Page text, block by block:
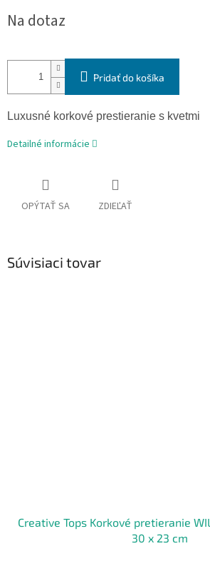
cena:
Na dotaz
Pridať do košíka
Luxusné korkové prestieranie s kvetmi
Detailné informácie
OPÝTAŤ SA ZDIEĽAŤ
Súvisiaci tovar
Creative Tops Korkové pretieranie
30 x 23 cm